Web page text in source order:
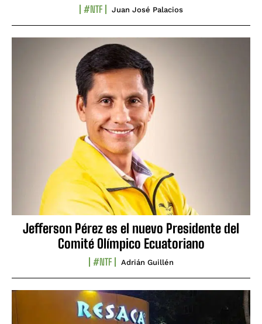
#NTF Juan José Palacios
Jefferson Pérez es el nuevo Presidente del
Comité Olímpico Ecuatoriano
#NTF Adrián Guillén